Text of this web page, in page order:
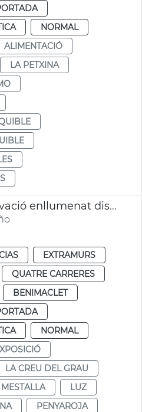
NORMAL
ALIMENTACIÓ
LA PETXINA
JGL Projecte renovació enllumenat districtes València
EXTRAMURS
QUATRE CARRERES
BENIMACLET
NORMAL
LA CREU DEL GRAU
MESTALLA
LUZ
PENYAROJA